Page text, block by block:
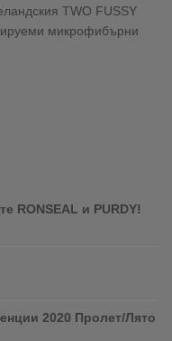
TWO FUSSY
микрофибърни
RONSEAL и PURDY!
2020 Пролет/Лято